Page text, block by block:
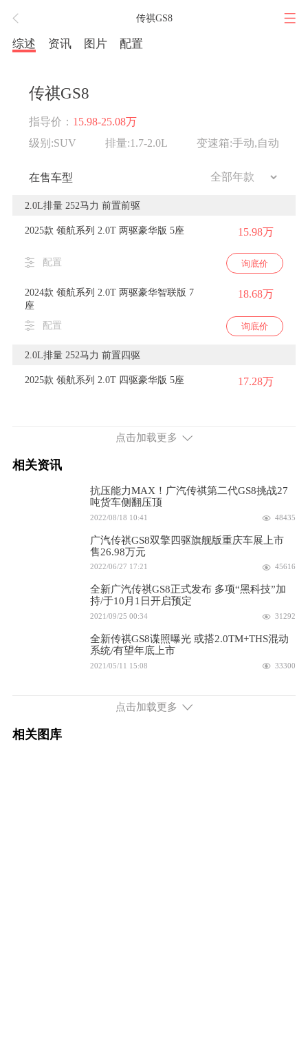
传祺GS8
综述 资讯 图片 配置
传祺GS8
指导价： 15.98-25.08万
级别:SUV
排量:1.7-2.0L 变速箱:手动,自动
在售车型
2.0L排量 252马力 前置前驱
2025款 领航系列 2.0T 两驱豪华版 5座 15.98万
配置 询底价
2024款 领航系列 2.0T 两驱豪华智联版 7
座
18.68万
配置 询底价
2.0L排量 252马力 前置四驱
2025款 领航系列 2.0T 四驱豪华版 5座 17.28万
2024款 领航系列 2.0T 四驱豪华智联版 7
配置
2.0L排量 190马力 前置前驱
2024款 双擎 2.0T 两驱尊贵版 6座 23.28万
2.0L排量 190马力 前置四驱
2024款 双擎 2.0T 四驱尊贵版 6座
点击加载更多
相关资讯
抗压能力MAX！广汽传祺第二代GS8挑战27
吨货车侧翻压顶
2022/08/18 10:41 48435
广汽传祺GS8双擎四驱旗舰版重庆车展上市
售26.98万元
2022/06/27 17:21 45616
全新广汽传祺GS8正式发布 多项“黑科技”加
持/于10月1日开启预定
2021/09/25 00:34 31292
全新传祺GS8谍照曝光 或搭2.0TM+THS混动
系统/有望年底上市
2021/05/11 15:08 33300
售15.58万元起
2020/04/26 16:38
点击加载更多
相关图库